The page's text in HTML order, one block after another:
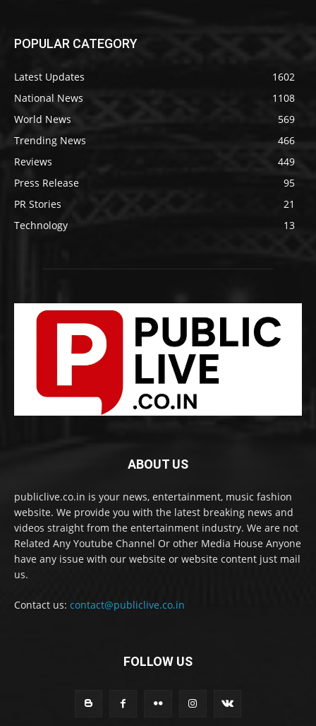
POPULAR CATEGORY
Latest Updates
1602
National News
1108
World News
569
Trending News
466
Reviews
449
Press Release
95
PR Stories
21
Technology
13
ABOUT US
publiclive.co.in is your news, entertainment, music fashion
website. We provide you with the latest breaking news and
videos straight from the entertainment industry. We are not
Related Any Youtube Channel Or other Media House Anyone
have any issue with our website or website content just mail
us.
Contact us: contact@publiclive.co.in
FOLLOW US